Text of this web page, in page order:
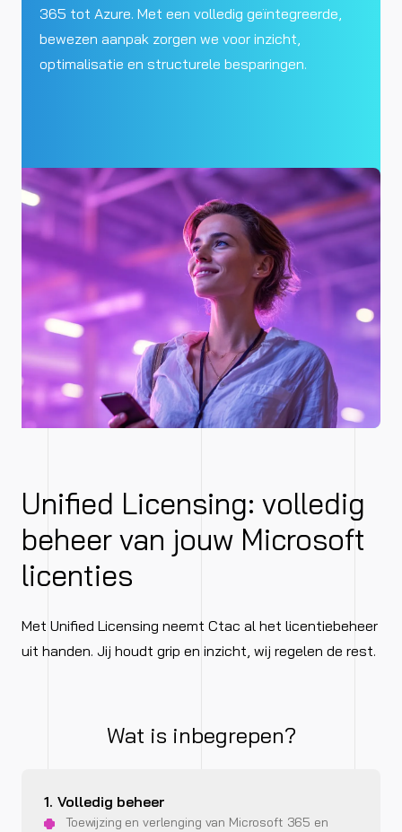
365 tot Azure. Met een volledig geïntegreerde,
bewezen aanpak zorgen we voor inzicht,
optimalisatie en structurele besparingen.
Unified Licensing: volledig
beheer van jouw Microsoft
licenties
Met Unified Licensing neemt Ctac al het licentiebeheer
uit handen. Jij houdt grip en inzicht, wij regelen de rest.
Wat is inbegrepen?
1. Volledig beheer
Toewijzing en verlenging van Microsoft 365 en